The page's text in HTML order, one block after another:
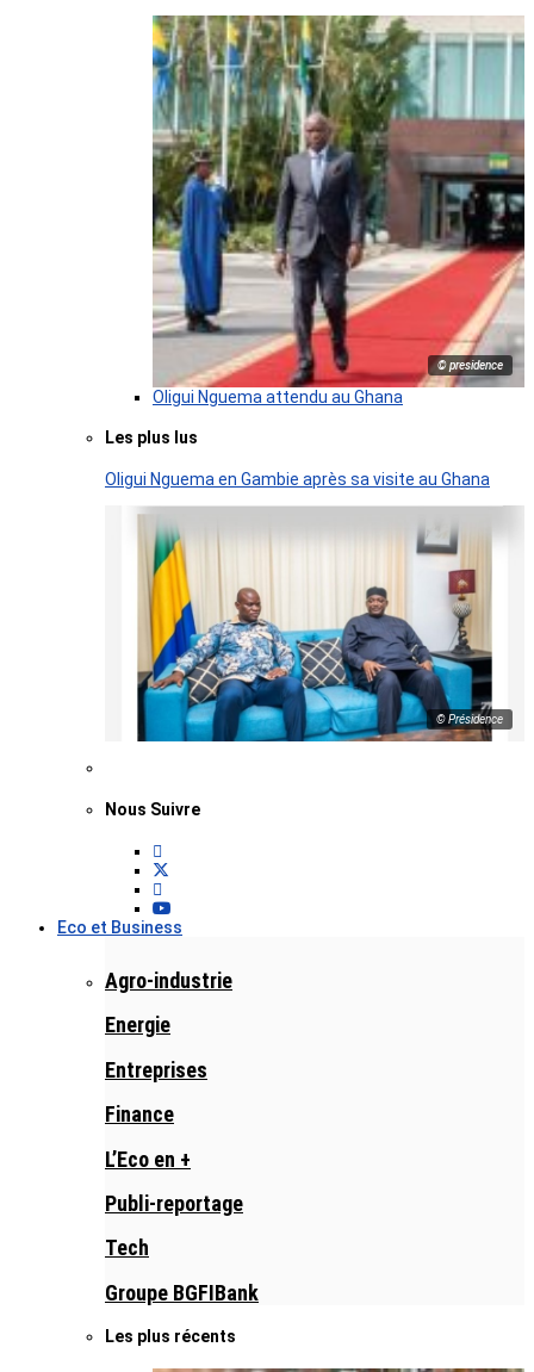
© presidence
Oligui Nguema attendu au Ghana
Les plus lus
Oligui Nguema en Gambie après sa visite au Ghana
© Présidence
Nous Suivre
Eco et Business
Agro-industrie
Energie
Entreprises
Finance
L’Eco en +
Publi-reportage
Tech
Groupe BGFIBank
Les plus récents